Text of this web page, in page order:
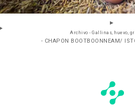
Archivo - Gallinas, huevo,
- CHAPON BOOTBOONNEAM/